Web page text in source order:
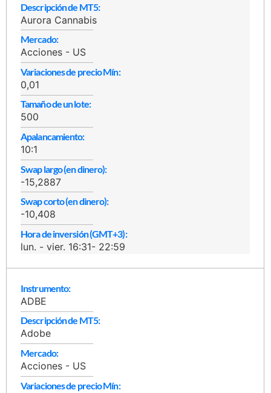
Descripción de MT5:
Aurora Cannabis
Mercado:
Acciones - US
Variaciones de precio Mín:
0,01
Tamaño de un lote:
500
Apalancamiento:
10:1
Swap largo (en dinero):
-15,2887
Swap corto (en dinero):
-10,408
Hora de inversión (GMT+3):
lun. - vier. 16:31- 22:59
Instrumento:
ADBE
Descripción de MT5:
Adobe
Mercado:
Acciones - US
Variaciones de precio Mín: